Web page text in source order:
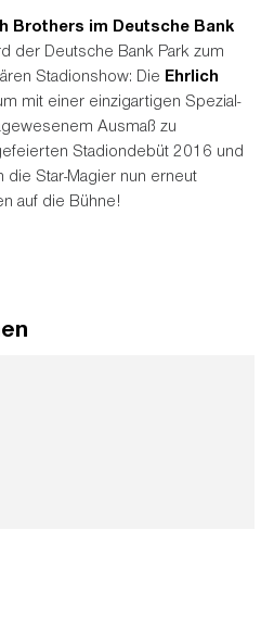
Brothers im Deutsche Bank
der Deutsche Bank Park zum
Stadionshow: Die Ehrlich
mit einer einzigartigen Spezial-
Ausmaß zu
Stadiondebüt 2016 und
Star-Magier nun erneut
auf die Bühne!